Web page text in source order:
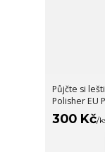
Půjčte si
Polisher EU
300 Kč/